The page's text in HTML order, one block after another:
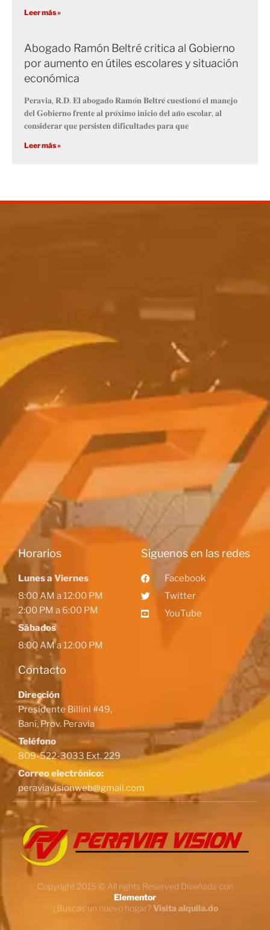
Leer más »
Abogado Ramón Beltré critica al Gobierno
por aumento en útiles escolares y situación
económica
𝐏𝐞𝐫𝐚𝐯𝐢𝐚, 𝐑.𝐃. 𝐄𝐥 𝐚𝐛𝐨𝐠𝐚𝐝𝐨 𝐑𝐚𝐦𝐨́𝐧 𝐁𝐞𝐥𝐭𝐫𝐞́ 𝐜𝐮𝐞𝐬𝐭𝐢𝐨𝐧𝐨́ 𝐞𝐥 𝐦𝐚𝐧𝐞𝐣𝐨
𝐝𝐞𝐥 𝐆𝐨𝐛𝐢𝐞𝐫𝐧𝐨 𝐟𝐫𝐞𝐧𝐭𝐞 𝐚𝐥 𝐩𝐫𝐨́𝐱𝐢𝐦𝐨 𝐢𝐧𝐢𝐜𝐢𝐨 𝐝𝐞𝐥 𝐚𝐧̃𝐨 𝐞𝐬𝐜𝐨𝐥𝐚𝐫, 𝐚𝐥
𝐜𝐨𝐧𝐬𝐢𝐝𝐞𝐫𝐚𝐫 𝐪𝐮𝐞 𝐩𝐞𝐫𝐬𝐢𝐬𝐭𝐞𝐧 𝐝𝐢𝐟𝐢𝐜𝐮𝐥𝐭𝐚𝐝𝐞𝐬 𝐩𝐚𝐫𝐚 𝐪𝐮𝐞
Leer más »
Horarios
Lunes a Viernes
8:00 AM a 12:00 PM
2:00 PM a 6:00 PM
Sábados
8:00 AM a 12:00 PM
Contacto
Dirección
Presidente Billini #49,
Baní, Prov. Peravia
Teléfono
809-522-3033 Ext. 229
Correo electrónico:
peraviavisionweb@gmail.com
Siguenos en las redes
Facebook
Twitter
YouTube
Copyright 2015 © All rights Reserved Diseñada con
Elementor
¿Buscas un nuevo hogar?Visita alquila.do